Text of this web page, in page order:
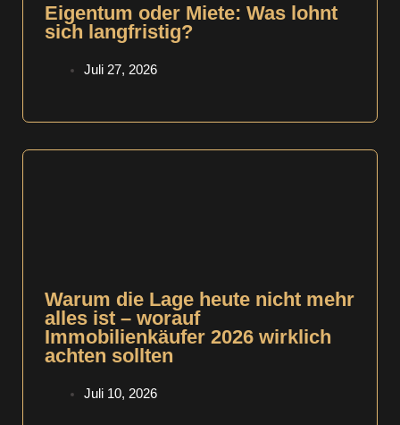
Eigentum oder Miete: Was lohnt
sich langfristig?
Juli 27, 2026
Warum die Lage heute nicht mehr
alles ist – worauf
Immobilienkäufer 2026 wirklich
achten sollten
Juli 10, 2026